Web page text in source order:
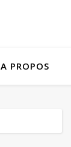
A PROPOS